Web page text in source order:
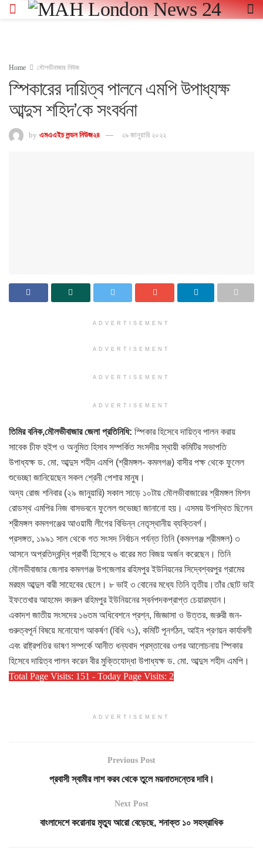
Home মৌলভীবাজার নিউজ
স্পিকারের দায়িত্ব পালনে এমপি উপাধ্যক্ষ
আব্দুস শহিদ’কে সংবর্ধনা
by এমএএইচ লন্ডন নিউজ২৪ ২৯ জানুয়ারি ২০২২
ADVERTISEMENT
ADVERTISEMENT
ADVERTISEMENT
ADVERTISEMENT
তিমির বনিক,মৌলভীবাজার জেলা প্রতিনিধি: স্পিকার হিসেবে দায়িত্ব পালন করায়
সাবেক চীফ হুইপ ও অনুমিত হিসাব সম্পর্কিত সংসদীয় স্থায়ী কমিটির সভাপতি
উপাধ্যক্ষ ড. মো. আব্দুস শহীদ এমপি (শ্রীমঙ্গল- কমলগঞ্জ) বাসীর পক্ষ থেকে ফুলেল
শুভেচ্ছা জানিয়েছেন সকল শ্রেনী পেশার মানুষ।
অদ্য রোজ শনিবার (২৯ জানুয়ারি) সকাল সাড়ে ১০টায় মৌলভীবাজারের শ্রীমঙ্গল মিশন
রোডস্থ এমপির নিজ বাসভবনে ফুলেল শুভেচ্ছা জানানো হয়। এসময় উপস্থিত ছিলেন
শ্রীমঙ্গল কমলগঞ্জের আওয়ামী লীগের বিভিন্ন নেতৃস্থানীয় ব্যক্তিবর্গ।
প্রসঙ্গত, ১৯৯১ সাল থেকে গত সংসদ নির্বাচন পর্যন্ত তিনি (কমলগঞ্জ শ্রীমঙ্গল) ৩
আসনে অপ্রতিদ্বন্দ্বি প্রার্থী হিসেবে ৬ বারের মত বিজয় অর্জন করেছেন। তিনি
মৌলভীবাজার জেলার কমলগঞ্জ উপজেলার রহিমপুর ইউনিয়নের সিদ্বেশ্বরপুর গ্রামের
মরহুম আব্দুল বারী সাহেবের ছেলে। ৮ ভাই ৩ বোনের মধ্যে তিনি তৃতীয়।তাঁর ছোট ভাই
ইফতেখার আহমেদ বদরুল রহিমপুর ইউনিয়নের স্বর্নপদকপ্রাপ্ত চেয়ারম্যান।
একাদশ জাতীয় সংসদের ১৬তম অধিবেশনে প্রশ্ন, জিজ্ঞাসা ও উত্তর, জরুরী জন-
গুরুত্বপূর্ন বিষয়ে মনোযোগ আকর্ষণ (বিধি ৭১), কমিটি পূনর্গঠন, আইন প্রণয়ন কার্যাবলী
এবং রাষ্ট্রপতির ভাষণ সম্পর্কে আনীত ধন্যবাদ প্রস্তাবের ওপর আলোচনায় স্পিকার
হিসেবে দায়িত্ব পালন করেন বীর মুক্তিযোদ্ধা উপাধ্যক্ষ ড. মো. আব্দুস শহীদ এমপি।
Total Page Visits: 151 - Today Page Visits: 2
ADVERTISEMENT
Previous Post
প্রবাসী স্বামীর লাশ করব থেকে তুলে ময়নাতদন্তের দাবি।
Next Post
বাংলাদেশে করোনায় মৃত্যু আরো বেড়েছে, শনাক্ত ১০ সহস্রাধিক